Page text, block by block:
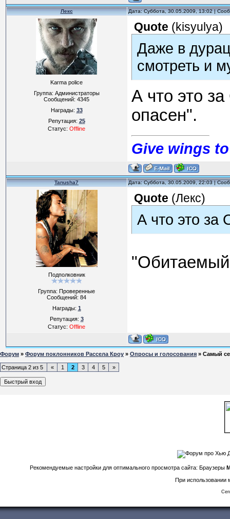
Лекс Дата: Суббота, 30.05.2009, 13:02 |
Karma police
Группа: Администраторы
Сообщений:4345
Награды:33
Репутация:25
Статус:Offline
Quote (kisyulya)
Даже в
смотреть и
А что это
опасен".
Give wings
Tanusha7 Дата: Суббота, 30.05.2009, 22:03 |
Подполковник
Группа: Проверенные
Сообщений:84
Награды:1
Репутация:3
Статус:Offline
Quote (Лекс)
А что это
"Обитаемый
Форум»Форум поклонников Рассела Кроу»Опросы и голосования»Самый
Страница 2 из 5 « 1 2 3 4 5 »
Рекомендуемые настройки для оптимального просмотра сайта: Браузеры
При использовании